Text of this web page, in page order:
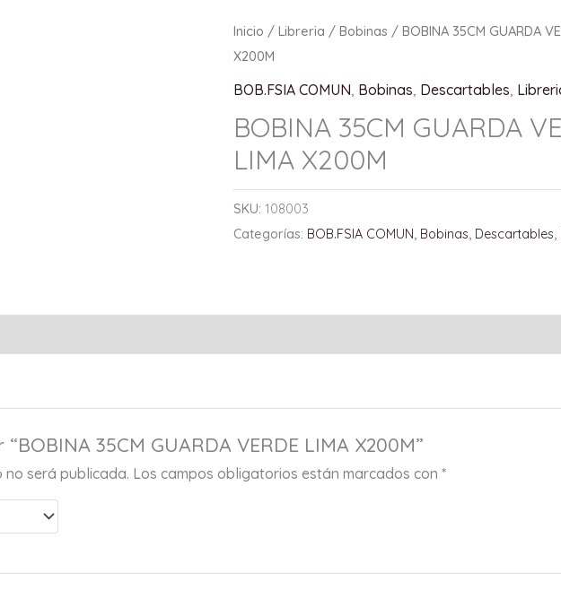
Inicio /Libreria /Bobinas / BOBINA 35CM GUARDA
X200M
BOB.FSIA COMUN, Bobinas, Descartables,
BOBINA 35CM GUARDA
LIMA X200M
SKU:108003
Categorías: BOB.FSIA COMUN, Bobinas, Descartables,
35CM GUARDA VERDE LIMA X200M”
no será publicada. Los campos obligatorios están marcados con*